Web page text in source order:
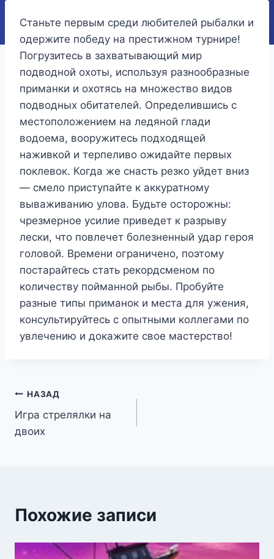
Станьте первым среди любителей рыбалки и
одержите победу на престижном турнире!
Погрузитесь в захватывающий мир
подводной охоты, используя разнообразные
приманки и охотясь на множество видов
подводных обитателей. Определившись с
местоположением на ледяной глади
водоема, вооружитесь подходящей
наживкой и терпеливо ожидайте первых
поклевок. Когда же снасть резко уйдет вниз
— смело приступайте к аккуратному
вываживанию улова. Будьте осторожны:
чрезмерное усилие приведет к разрыву
лески, что повлечет болезненный удар героя
головой. Времени ограничено, поэтому
постарайтесь стать рекордсменом по
количеству пойманной рыбы. Пробуйте
разные типы приманок и места для ужения,
консультируйтесь с опытными коллегами по
увлечению и докажите свое мастерство!
Навигация
по
НАЗАД
Игра стрелялки на
двоих
Похожие записи